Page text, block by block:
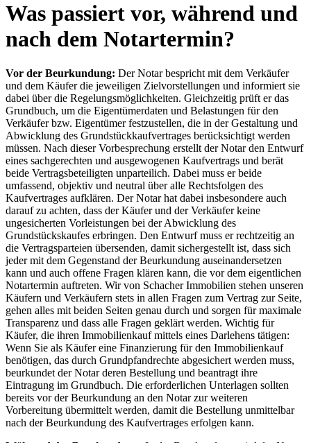
Was passiert vor, während und
nach dem Notartermin?
Vor der Beurkundung: Der Notar bespricht mit dem Verkäufer
und dem Käufer die jeweiligen Zielvorstellungen und informiert sie
dabei über die Regelungsmöglichkeiten. Gleichzeitig prüft er das
Grundbuch, um die Eigentümerdaten und Belastungen für den
Verkäufer bzw. Eigentümer festzustellen, die in der Gestaltung und
Abwicklung des Grundstückkaufvertrages berücksichtigt werden
müssen. Nach dieser Vorbesprechung erstellt der Notar den Entwurf
eines sachgerechten und ausgewogenen Kaufvertrags und berät
beide Vertragsbeteiligten unparteilich. Dabei muss er beide
umfassend, objektiv und neutral über alle Rechtsfolgen des
Kaufvertrages aufklären. Der Notar hat dabei insbesondere auch
darauf zu achten, dass der Käufer und der Verkäufer keine
ungesicherten Vorleistungen bei der Abwicklung des
Grundstückskaufes erbringen. Den Entwurf muss er rechtzeitig an
die Vertragsparteien übersenden, damit sichergestellt ist, dass sich
jeder mit dem Gegenstand der Beurkundung auseinandersetzen
kann und auch offene Fragen klären kann, die vor dem eigentlichen
Notartermin auftreten. Wir von Schacher Immobilien stehen unseren
Käufern und Verkäufern stets in allen Fragen zum Vertrag zur Seite,
gehen alles mit beiden Seiten genau durch und sorgen für maximale
Transparenz und dass alle Fragen geklärt werden. Wichtig für
Käufer, die ihren Immobilienkauf mittels eines Darlehens tätigen:
Wenn Sie als Käufer eine Finanzierung für den Immobilienkauf
benötigen, das durch Grundpfandrechte abgesichert werden muss,
beurkundet der Notar deren Bestellung und beantragt ihre
Eintragung im Grundbuch. Die erforderlichen Unterlagen sollten
bereits vor der Beurkundung an den Notar zur weiteren
Vorbereitung übermittelt werden, damit die Bestellung unmittelbar
nach der Beurkundung des Kaufvertrages erfolgen kann.